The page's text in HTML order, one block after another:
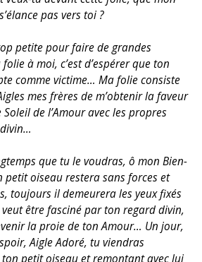
pas vers toi ?
petite pour faire de grandes
à moi, c’est d’espérer que ton
comme victime… Ma folie consiste
mes frères de m’obtenir la faveur
de l’Amour avec les propres
que tu le voudras, ô mon Bien-
petit oiseau restera sans forces et
toujours il demeurera les yeux fixés
être fasciné par ton regard divin,
la proie de ton Amour… Un jour,
Aigle Adoré, tu viendras